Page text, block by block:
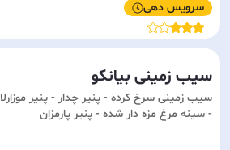
سرویس دهی
سیب زمینی بیانکو
سیب زمینی سرخ کرده - پنیر چدار - پنیر موزارلا
- سینه مرغ مزه دار شده - پنیر پارمزان